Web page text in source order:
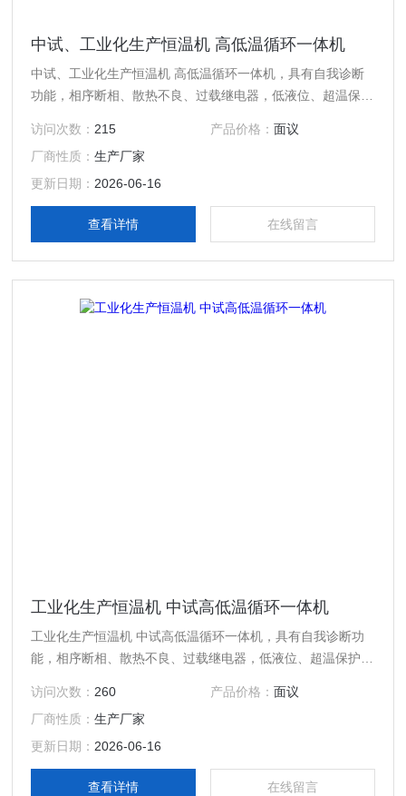
中试、工业化生产恒温机 高低温循环一体机
中试、工业化生产恒温机 高低温循环一体机，具有自我诊断
功能，相序断相、散热不良、过载继电器，低液位、超温保护
访问次数： 215 产品价格： 面议
厂商性质：生产厂家
更新日期： 2026-06-16
查看详情 在线留言
工业化生产恒温机 中试高低温循环一体机
工业化生产恒温机 中试高低温循环一体机，具有自我诊断功
能，相序断相、散热不良、过载继电器，低液位、超温保护等
访问次数： 260 产品价格： 面议
厂商性质：生产厂家
更新日期： 2026-06-16
查看详情 在线留言